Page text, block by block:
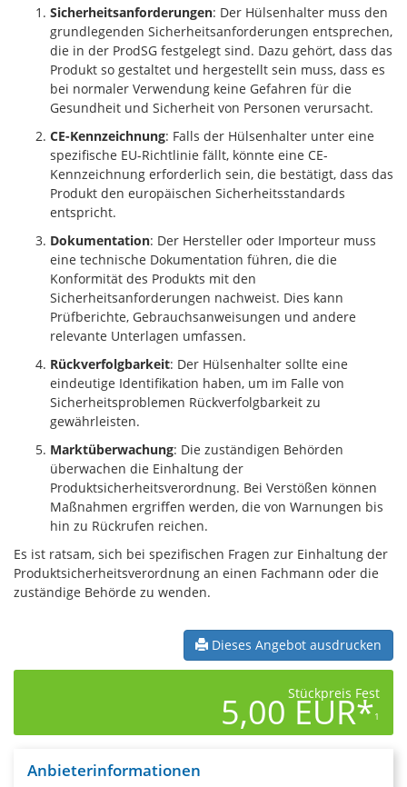
Sicherheitsanforderungen: Der Hülsenhalter muss den
grundlegenden Sicherheitsanforderungen entsprechen,
die in der ProdSG festgelegt sind. Dazu gehört, dass das
Produkt so gestaltet und hergestellt sein muss, dass es
bei normaler Verwendung keine Gefahren für die
Gesundheit und Sicherheit von Personen verursacht.
CE-Kennzeichnung: Falls der Hülsenhalter unter eine
spezifische EU-Richtlinie fällt, könnte eine CE-
Kennzeichnung erforderlich sein, die bestätigt, dass das
Produkt den europäischen Sicherheitsstandards
entspricht.
Dokumentation: Der Hersteller oder Importeur muss
eine technische Dokumentation führen, die die
Konformität des Produkts mit den
Sicherheitsanforderungen nachweist. Dies kann
Prüfberichte, Gebrauchsanweisungen und andere
relevante Unterlagen umfassen.
Rückverfolgbarkeit: Der Hülsenhalter sollte eine
eindeutige Identifikation haben, um im Falle von
Sicherheitsproblemen Rückverfolgbarkeit zu
gewährleisten.
Marktüberwachung: Die zuständigen Behörden
überwachen die Einhaltung der
Produktsicherheitsverordnung. Bei Verstößen können
Maßnahmen ergriffen werden, die von Warnungen bis
hin zu Rückrufen reichen.
Es ist ratsam, sich bei spezifischen Fragen zur Einhaltung der
Produktsicherheitsverordnung an einen Fachmann oder die
zuständige Behörde zu wenden.
Dieses Angebot ausdrucken
Stückpreis Fest
5,00 EUR*1
Anbieterinformationen